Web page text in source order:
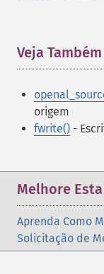
Veja Também
origem
fwrite() -
Melhore
Aprenda Como
Solicitação de